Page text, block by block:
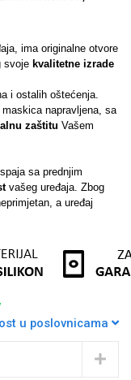
ima originalne otvore
svoje kvalitetne izrade
i ostalih oštećenja.
napravljena, sa
zaštitu Vašem
sa prednjim
vašeg uređaja. Zbog
a uređaj
u poslovnicama
Feel Good
Takeoff